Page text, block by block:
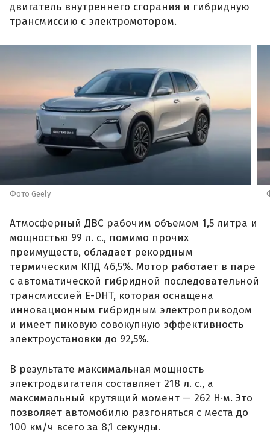
двигатель внутреннего сгорания и гибридную
трансмиссию с электромотором.
Фото Geely
Атмосферный ДВС рабочим объемом 1,5 литра и
мощностью 99 л. с., помимо прочих
преимуществ, обладает рекордным
термическим КПД 46,5%. Мотор работает в паре
с автоматической гибридной последовательной
трансмиссией E-DHT, которая оснащена
инновационным гибридным электроприводом
и имеет пиковую совокупную эффективность
электроустановки до 92,5%.
В результате максимальная мощность
электродвигателя составляет 218 л. с., а
максимальный крутящий момент — 262 Н·м. Это
позволяет автомобилю разгоняться с места до
100 км/ч всего за 8,1 секунды.